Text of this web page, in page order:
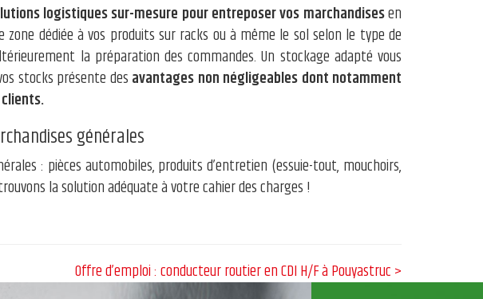
logistiques sur-mesure pour entreposer vos marchandisesen
dédiée à vos produits sur racks ou à même le sol selon le type de
la préparation des commandes. Un stockage adapté vous
stocks présente des avantages non négligeables dont notamment
générales
: pièces automobiles, produits d’entretien (essuie-tout, mouchoirs,
la solution adéquate à votre cahier des charges !
Offre d’emploi : conducteur routier en CDI H/F à Pouyastruc >